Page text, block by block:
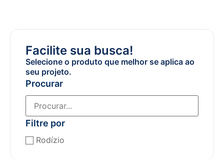
Facilite sua busca!
Selecione o produto que melhor se aplica ao
seu projeto.
Procurar
Filtre por
Rodízio